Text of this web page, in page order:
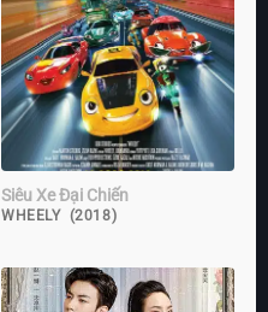
Siêu Xe Đại Chiến
WHEELY (2018)